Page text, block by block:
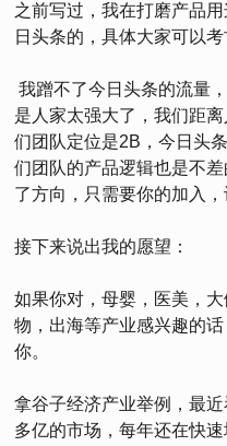
之前写过，我在打磨产品
日头条的，具体大家可以
我蹭不了今日头条的流量
是人家太强大了，我们距
们团队定位是2B，今日头
们团队的产品逻辑也是不
了方向，只需要你的加入，
接下来说出我的愿望：
如果你对，母婴，医美，
物，出海等产业感兴趣的
你。
拿谷子经济产业举例，最
多亿的市场，每年还在快